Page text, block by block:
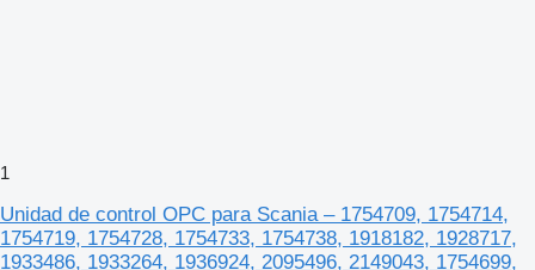
1
Unidad de control OPC para Scania – 1754709, 1754714,
1754719, 1754728, 1754733, 1754738, 1918182, 1928717,
1933486, 1933264, 1936924, 2095496, 2149043, 1754699,